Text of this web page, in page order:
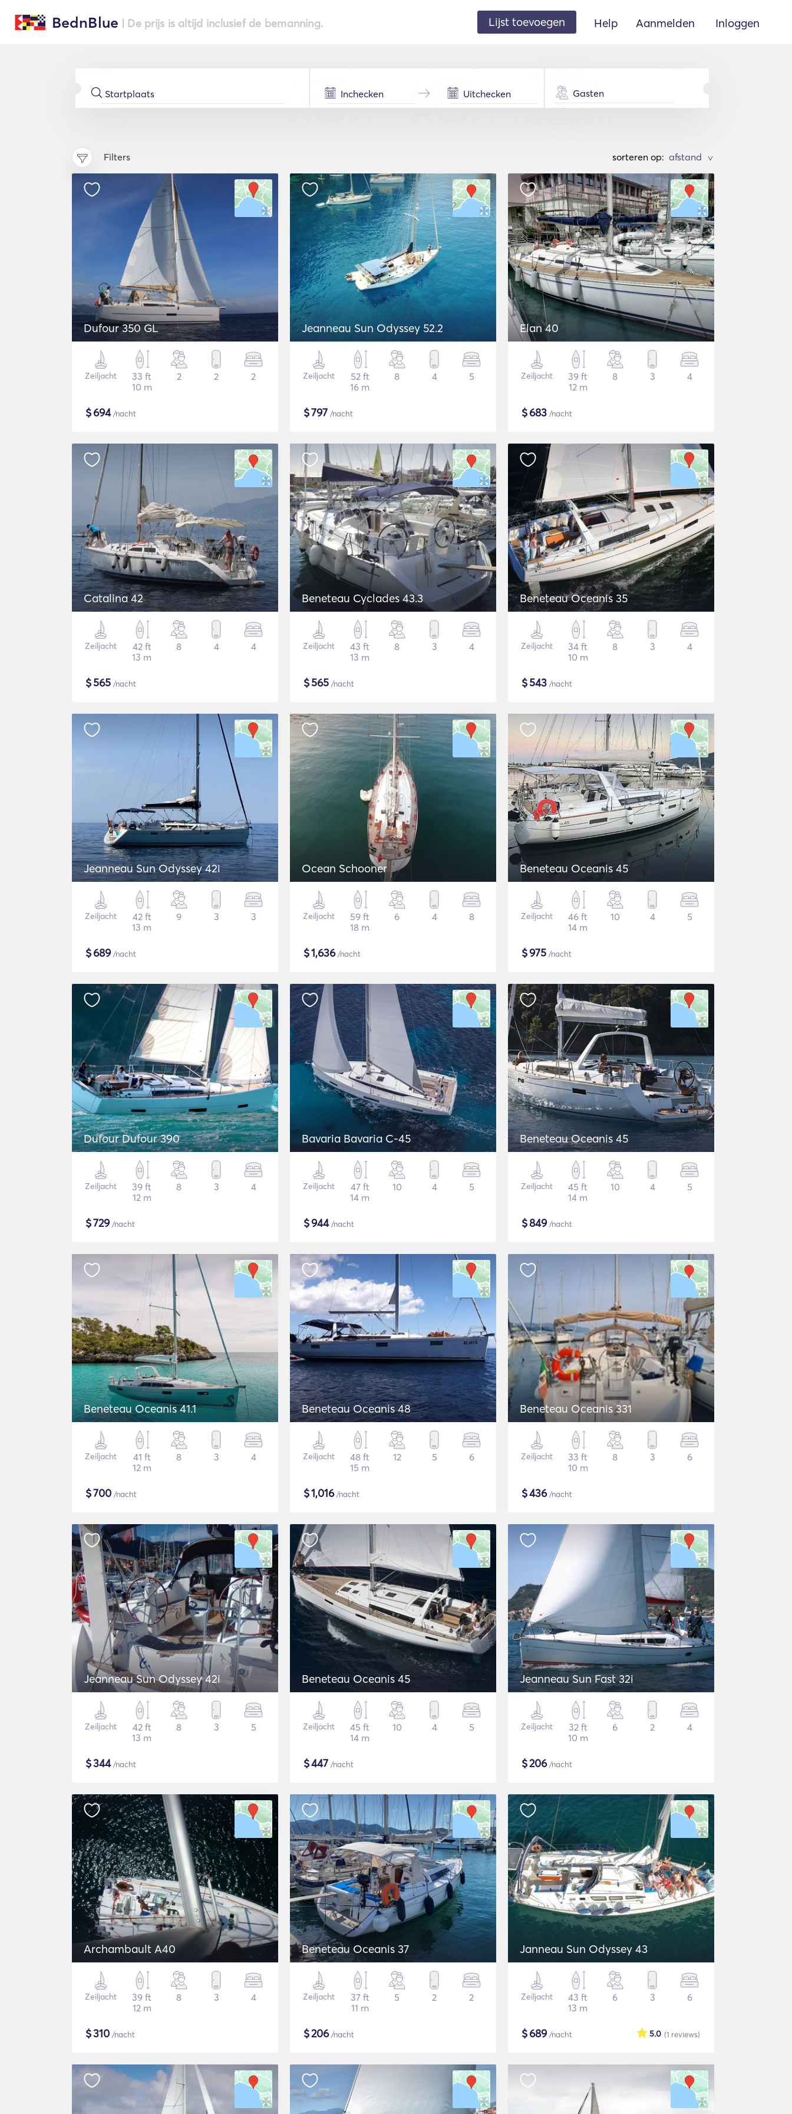
BednBlue | De prijs is altijd inclusief de bemanning. Lijst toevoegen Help Aanmelden Inloggen
Gasten
Filters sorteren op: >
Dufour 350 GL
Zeiljacht
33 ft
10 m
2 2 2
$694/nacht
Jeanneau Sun Odyssey 52.2
Zeiljacht
52 ft
16 m
8 4 5
$797 /nacht
Elan 40
Zeiljacht
39 ft
12 m
8 3 4
$683 /nacht
Catalina 42
Zeiljacht
42 ft
13 m
8 4 4
$565 /nacht
Beneteau Cyclades 43.3
Zeiljacht
43 ft
13 m
8 3 4
$565 /nacht
Beneteau Oceanis 35
Zeiljacht
34 ft
10 m
8 3 4
$543 /nacht
Jeanneau Sun Odyssey 42i
Zeiljacht
42 ft
13 m
9 3 3
$689/nacht
Ocean Schooner
Zeiljacht
59 ft
18 m
6 4 8
$1,636/nacht
Beneteau Oceanis 45
Zeiljacht
46 ft
14 m
10 4 5
$975 /nacht
Dufour Dufour 390
Zeiljacht
39 ft
12 m
8 3 4
$729/nacht
Bavaria Bavaria C-45
Zeiljacht
47 ft
14 m
10 4 5
$944/nacht
Beneteau Oceanis 45
Zeiljacht
45 ft
14 m
10 4 5
$849/nacht
Beneteau Oceanis 41.1
Zeiljacht
41 ft
12 m
8 3 4
$700 /nacht
Beneteau Oceanis 48
Zeiljacht
48 ft
15 m
12 5 6
$1,016/nacht
Beneteau Oceanis 331
Zeiljacht
33 ft
10 m
8 3 6
$436/nacht
Jeanneau Sun Odyssey 42i
Zeiljacht
42 ft
13 m
8 3 5
$344/nacht
Beneteau Oceanis 45
Zeiljacht
45 ft
14 m
10 4 5
$447 /nacht
Jeanneau Sun Fast 32i
Zeiljacht
32 ft
10 m
6 2 4
$206/nacht
Archambault A40
Zeiljacht
39 ft
12 m
8 3 4
$310 /nacht
Beneteau Oceanis 37
Zeiljacht
37 ft
11 m
5 2 2
$206/nacht
Janneau Sun Odyssey 43
Zeiljacht
43 ft
13 m
6 3 6
$689/nacht (1 reviews)
5.0